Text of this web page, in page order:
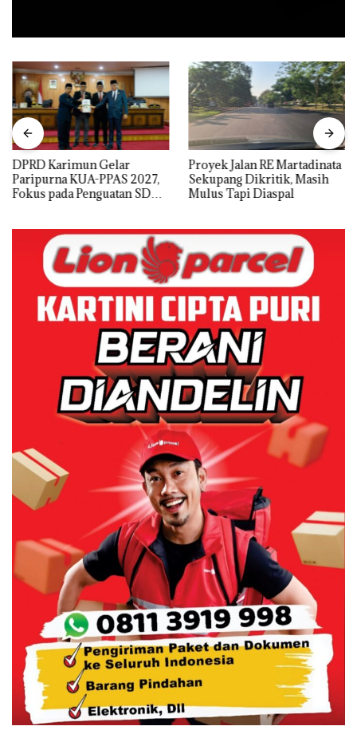
DPRD Karimun Gelar
Paripurna KUA-PPAS 2027,
Fokus pada Penguatan SDM,
Proyek Jalan RE Martadinata
Sekupang Dikritik, Masih
Mulus Tapi Diaspal